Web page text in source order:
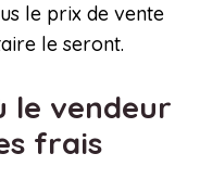
le prix de vente
le seront.
le vendeur
frais